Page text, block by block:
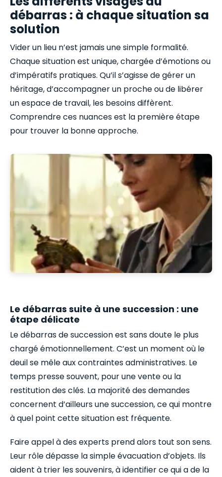
débarras : à chaque situation sa
solution
Vider un lieu n’est jamais une simple formalité.
Chaque situation est unique, chargée d’émotions ou
d’impératifs pratiques. Qu’il s’agisse de gérer un
héritage, d’accompagner un proche ou de libérer
un espace de travail, les besoins diffèrent.
Comprendre ces nuances est la première étape
pour trouver la bonne approche.
Le débarras suite à une succession : une
étape délicate
Le débarras de succession est sans doute le plus
chargé émotionnellement. C’est un moment où le
deuil se mêle aux contraintes administratives. Le
temps presse souvent, pour une vente ou la
restitution des clés. La majorité des demandes
concernent d’ailleurs une succession, ce qui montre
à quel point cette situation est fréquente.
Faire appel à des experts prend alors tout son sens.
Leur rôle dépasse la simple évacuation d’objets. Ils
aident à trier les souvenirs, à identifier ce qui a de la